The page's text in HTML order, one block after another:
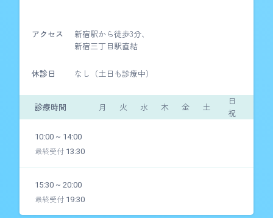
アクセス
新宿駅から徒歩3分、
新宿三丁目駅直結
休診日 なし（土日も診療中）
診療時間 月 火 水 木 金 土
日
祝
10:00 ~ 14:00
最終受付 13:30
15:30 ~ 20:00
最終受付 19:30